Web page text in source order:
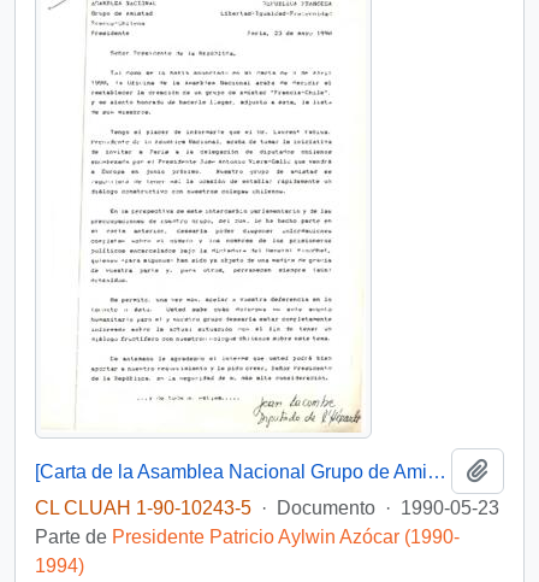
[Carta de la Asamblea Nacional Grupo de Amistad Franco-Chilena]
CL CLUAH 1-90-10243-5 · Documento · 1990-05-23
Parte de Presidente Patricio Aylwin Azócar (1990-
1994)